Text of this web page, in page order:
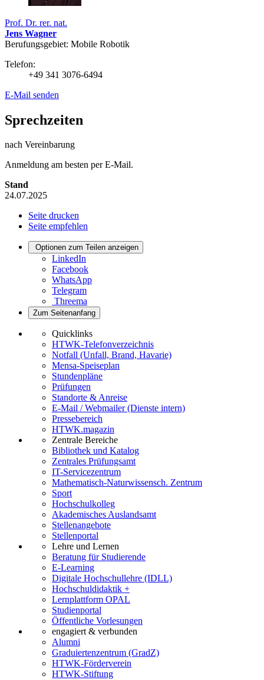
Prof. Dr. rer. nat.
Jens Wagner
Berufungsgebiet: Mobile Robotik
Telefon:
+49 341 3076-6494
E-Mail senden
Sprechzeiten
nach Vereinbarung
Anmeldung am besten per E-Mail.
Stand
24.07.2025
Seite drucken
Seite empfehlen
Optionen zum Teilen anzeigen
LinkedIn
Facebook
WhatsApp
Telegram
Threema
Zum Seitenanfang
Quicklinks
HTWK-Telefonverzeichnis
Notfall (Unfall, Brand, Havarie)
Mensa-Speiseplan
Stundenpläne
Prüfungen
Standorte & Anreise
E-Mail / Webmailer (Dienste intern)
Pressebereich
HTWK.magazin
Zentrale Bereiche
Bibliothek und Katalog
Zentrales Prüfungsamt
IT-Servicezentrum
Mathematisch-Naturwissensch. Zentrum
Sport
Hochschulkolleg
Akademisches Auslandsamt
Stellenangebote
Stellenportal
Lehre und Lernen
Beratung für Studierende
E-Learning
Digitale Hochschullehre (IDLL)
Hochschuldidaktik +
Lernplattform OPAL
Studienportal
Öffentliche Vorlesungen
engagiert & verbunden
Alumni
Graduiertenzentrum (GradZ)
HTWK-Förderverein
HTWK-Stiftung